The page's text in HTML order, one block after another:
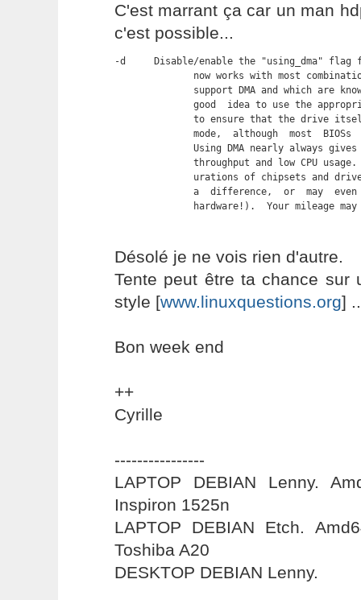
C'est marrant ça car un man
c'est possible...
-d     Disable/enable the "using_dma"
now works with most
support DMA and which are
good  idea to use the
to ensure that the drive
mode,  although  most  BIOSs
Using DMA nearly always
throughput and low CPU
urations of chipsets and
a  difference,  or  may
hardware!).  Your mileage may
Désolé je ne vois rien d'autre.
Tente peut être ta chance sur
style [www.linuxquestions.org]
Bon week end
++
Cyrille
----------------
LAPTOP DEBIAN Lenny.
Inspiron 1525n
LAPTOP DEBIAN Etch.
Toshiba A20
DESKTOP DEBIAN Lenny.